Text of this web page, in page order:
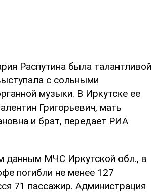
Распутина была талантливой
с сольными
музыки. В Иркутске ее
Григорьевич, мать
и брат, передает РИА
данным МЧС Иркутской обл., в
погибли не менее 127
71 пассажир. Администрация